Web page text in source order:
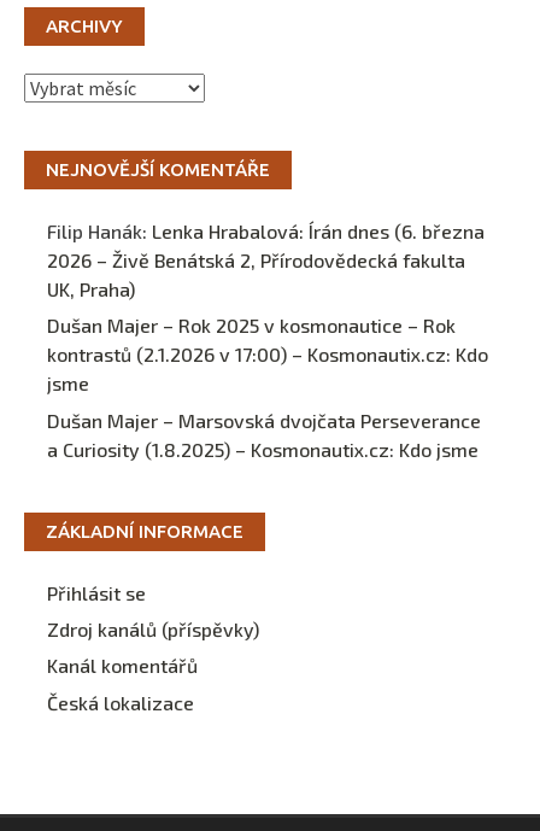
ARCHIVY
Archivy
NEJNOVĚJŠÍ KOMENTÁŘE
Filip Hanák: Lenka Hrabalová: Írán dnes (6. března
2026 – Živě Benátská 2, Přírodovědecká fakulta
UK, Praha)
Dušan Majer – Rok 2025 v kosmonautice – Rok
kontrastů (2.1.2026 v 17:00) – Kosmonautix.cz: Kdo
jsme
Dušan Majer – Marsovská dvojčata Perseverance
a Curiosity (1.8.2025) – Kosmonautix.cz: Kdo jsme
ZÁKLADNÍ INFORMACE
Přihlásit se
Zdroj kanálů (příspěvky)
Kanál komentářů
Česká lokalizace